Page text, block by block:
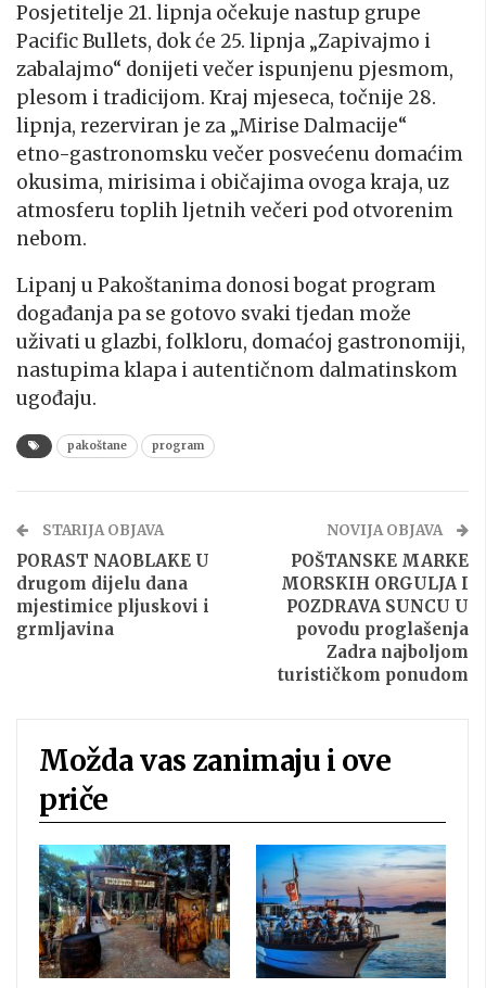
Posjetitelje 21. lipnja očekuje nastup grupe
Pacific Bullets, dok će 25. lipnja „Zapivajmo i
zabalajmo“ donijeti večer ispunjenu pjesmom,
plesom i tradicijom. Kraj mjeseca, točnije 28.
lipnja, rezerviran je za „Mirise Dalmacije“
etno-gastronomsku večer posvećenu domaćim
okusima, mirisima i običajima ovoga kraja, uz
atmosferu toplih ljetnih večeri pod otvorenim
nebom.
Lipanj u Pakoštanima donosi bogat program
događanja pa se gotovo svaki tjedan može
uživati u glazbi, folkloru, domaćoj gastronomiji,
nastupima klapa i autentičnom dalmatinskom
ugođaju.
pakoštane program
STARIJA OBJAVA
PORAST NAOBLAKE U
drugom dijelu dana
mjestimice pljuskovi i
grmljavina
NOVIJA OBJAVA
POŠTANSKE MARKE
MORSKIH ORGULJA I
POZDRAVA SUNCU U
povodu proglašenja
Zadra najboljom
turističkom ponudom
Možda vas zanimaju i ove
priče